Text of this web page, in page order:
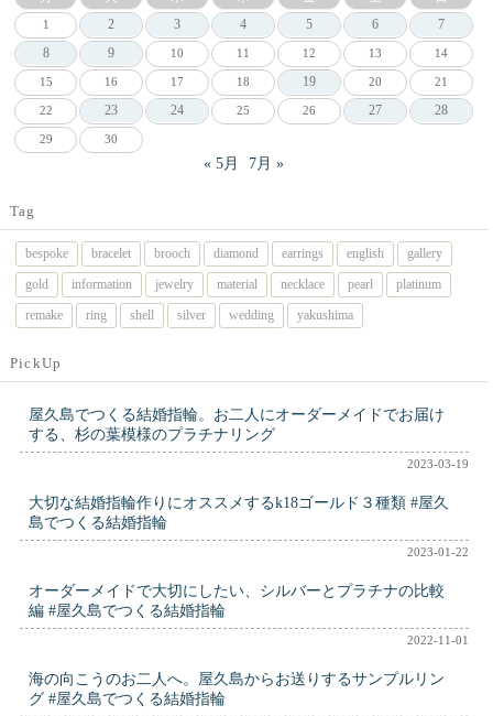
1 2 3 4 5 6
7
8
9 10 11 12 13 14
15 16 17 18 19 20 21
22 23 24 25 26 27 28
29 30
« 5月 7月 »
Tag
bespoke bracelet brooch diamond earrings english
gallery
gold
information jewelry material necklace pearl
platinum
remake
ring shell silver wedding yakushima
PickUp
屋久島でつくる結婚指輪。お二人にオーダーメイドでお届け
する、杉の葉模様のプラチナリング
2023-03-19
大切な結婚指輪作りにオススメするk18ゴールド３種類 #屋久
島でつくる結婚指輪
2023-01-22
オーダーメイドで大切にしたい、シルバーとプラチナの比較
編 #屋久島でつくる結婚指輪
2022-11-01
海の向こうのお二人へ。屋久島からお送りするサンプルリン
グ #屋久島でつくる結婚指輪